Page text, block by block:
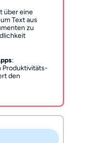
über eine
Text aus
zu
:
Produktivitäts-
den